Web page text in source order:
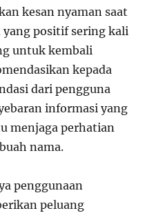
kesan nyaman saat
yang positif sering kali
untuk kembali
kepada
dari pengguna
informasi yang
menjaga perhatian
nama.
penggunaan
peluang